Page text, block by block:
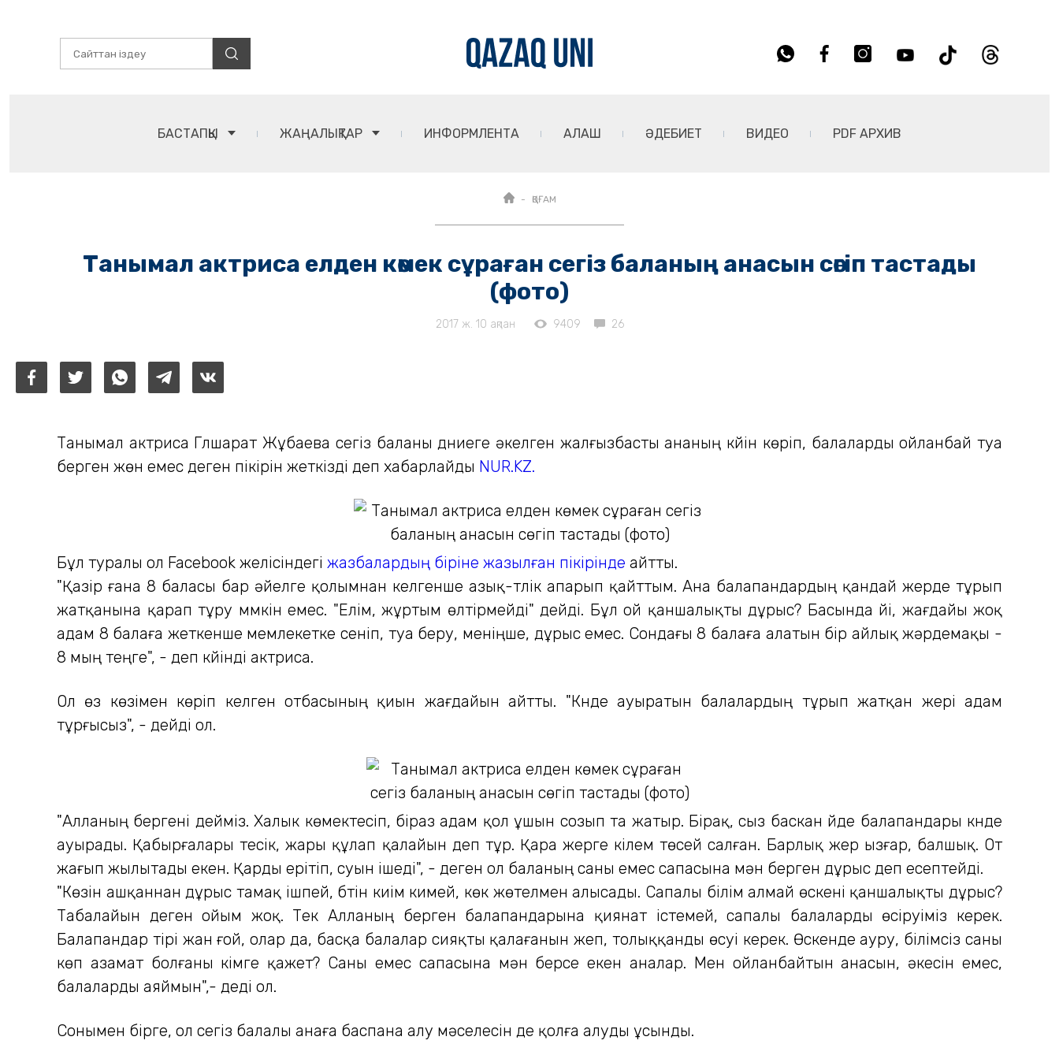
БАСТАПҚЫ ЖАҢАЛЫҚТАР ИНФОРМЛЕНТА АЛАШ ӘДЕБИЕТ ВИДЕО PDF АРХИВ
ҚОҒАМ
Танымал актриса елден көмек сұраған сегіз баланың анасын сөгіп тастады
(фото)
2017 ж. 10 ақпан 9409 26
Танымал актриса Гүлшарат Жұбаева сегіз баланы дүниеге әкелген жалғызбасты ананың күйін көріп, балаларды ойланбай туа
берген жөн емес деген пікірін жеткізді деп хабарлайды NUR.KZ.
Бұл туралы ол Facebook желісіндегі жазбалардың біріне жазылған пікірінде айтты.
"Қазір ғана 8 баласы бар әйелге қолымнан келгенше азық-түлік апарып қайттым. Ана балапандардың қандай жерде тұрып
жатқанына қарап тұру мүмкін емес. "Елім, жұртым өлтірмейді" дейді. Бұл ой қаншалықты дұрыс? Басында үйі, жағдайы жоқ
адам 8 балаға жеткенше мемлекетке сеніп, туа беру, меніңше, дұрыс емес. Сондағы 8 балаға алатын бір айлық жәрдемақы -
8 мың теңге", - деп күйінді актриса.
Ол өз көзімен көріп келген отбасының қиын жағдайын айтты. "Күнде ауыратын балалардың тұрып жатқан жері адам
тұрғысыз", - дейді ол.
"Алланың бергені дейміз. Халык көмектесіп, біраз адам қол ұшын созып та жатыр. Бірақ, сыз баскан үйде балапандары күнде
ауырады. Қабырғалары тесік, жары құлап қалайын деп тұр. Қара жерге кілем төсей салған. Барлық жер ызғар, балшық. От
жағып жылытады екен. Қарды ерітіп, суын ішеді", - деген ол баланың саны емес сапасына мән берген дұрыс деп есептейді.
"Көзін ашқаннан дұрыс тамақ ішпей, бүтін киім кимей, көк жөтелмен алысады. Сапалы білім алмай өскені қаншалықты дұрыс?
Табалайын деген ойым жоқ. Тек Алланың берген балапандарына қиянат істемей, сапалы балаларды өсіруіміз керек.
Балапандар тірі жан ғой, олар да, басқа балалар сияқты қалағанын жеп, толыққанды өсуі керек. Өскенде ауру, білімсіз саны
көп азамат болғаны кімге қажет? Саны емес сапасына мән берсе екен аналар. Мен ойланбайтын анасын, әкесін емес,
балаларды аяймын",- деді ол.
Сонымен бірге, ол сегіз балалы анаға баспана алу мәселесін де қолға алуды ұсынды.